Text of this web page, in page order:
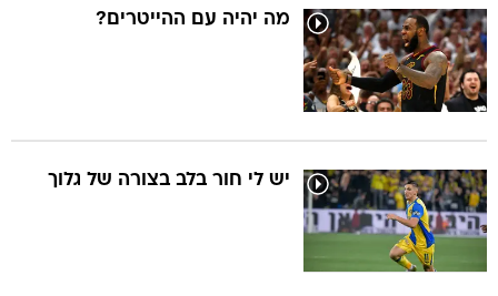
מה יהיה עם ההייטרים?
יש לי חור בלב בצורה של גלוך